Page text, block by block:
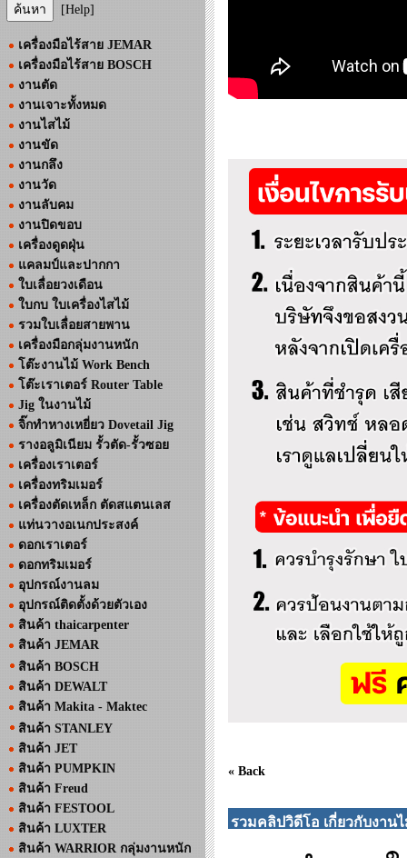
[Help]
เครื่องมือไร้สาย JEMAR
เครื่องมือไร้สาย BOSCH
งานตัด
งานเจาะทั้งหมด
งานไสไม้
งานขัด
งานกลึง
งานวัด
งานลับคม
งานปิดขอบ
เครื่องดูดฝุ่น
แคลมป์และปากกา
ใบเลื่อยวงเดือน
ใบกบ ใบเครื่องไสไม้
รวมใบเลื่อยสายพาน
เครื่องมือกลุ่มงานหนัก
โต๊ะงานไม้ Work Bench
โต๊ะเราเตอร์ Router Table
Jig ในงานไม้
จิ๊กทำหางเหยี่ยว Dovetail Jig
รางอลูมิเนียม รั้วตัด-รั้วซอย
เครื่องเราเตอร์
เครื่องทริมเมอร์
เครื่องตัดเหล็ก ตัดสแตนเลส
แท่นวางอเนกประสงค์
ดอกเราเตอร์
ดอกทริมเมอร์
อุปกรณ์งานลม
อุปกรณ์ติดตั้งด้วยตัวเอง
สินค้า thaicarpenter
สินค้า JEMAR
สินค้า BOSCH
สินค้า DEWALT
สินค้า Makita - Maktec
สินค้า STANLEY
สินค้า JET
สินค้า PUMPKIN
สินค้า Freud
สินค้า FESTOOL
สินค้า LUXTER
สินค้า WARRIOR กลุ่มงานหนัก
« Back
รวมคลิปวิดีโอ เกี่ยวกับงาน